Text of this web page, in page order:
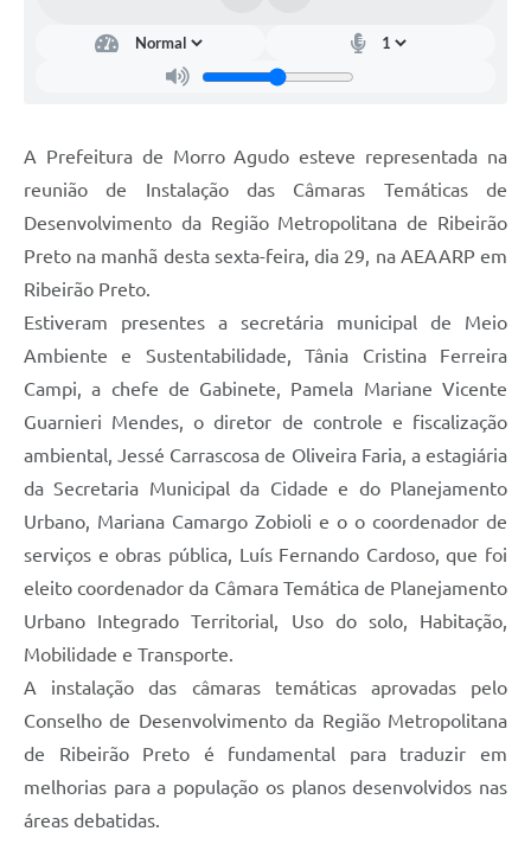
A Prefeitura de Morro Agudo esteve representada na
reunião de Instalação das Câmaras Temáticas de
Desenvolvimento da Região Metropolitana de Ribeirão
Preto na manhã desta sexta-feira, dia 29, na AEAARP em
Ribeirão Preto.
Estiveram presentes a secretária municipal de Meio
Ambiente e Sustentabilidade, Tânia Cristina Ferreira
Campi, a chefe de Gabinete, Pamela Mariane Vicente
Guarnieri Mendes, o diretor de controle e fiscalização
ambiental, Jessé Carrascosa de Oliveira Faria, a estagiária
da Secretaria Municipal da Cidade e do Planejamento
Urbano, Mariana Camargo Zobioli e o o coordenador de
serviços e obras pública, Luís Fernando Cardoso, que foi
eleito coordenador da Câmara Temática de Planejamento
Urbano Integrado Territorial, Uso do solo, Habitação,
Mobilidade e Transporte.
A instalação das câmaras temáticas aprovadas pelo
Conselho de Desenvolvimento da Região Metropolitana
de Ribeirão Preto é fundamental para traduzir em
melhorias para a população os planos desenvolvidos nas
áreas debatidas.